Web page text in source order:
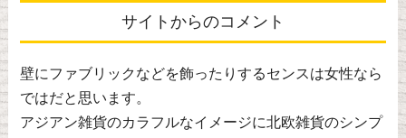
サイトからのコメント
壁にファブリックなどを飾ったりするセンスは女性なら
ではだと思います。
アジアン雑貨のカラフルなイメージに北欧雑貨のシンプ